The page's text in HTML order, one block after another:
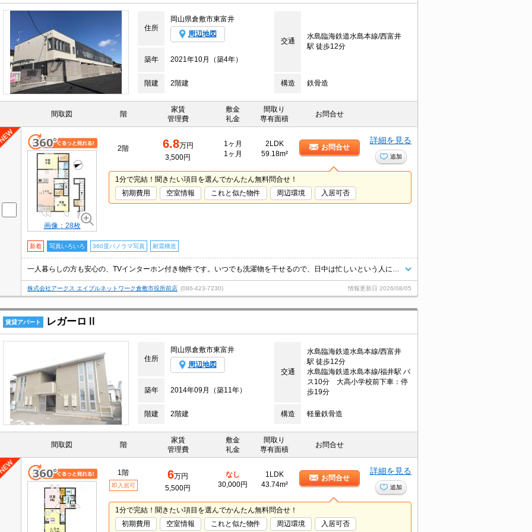
住所
岡山県倉敷市東富井
周辺地図
交通
水島臨海鉄道水島本線/西富井
駅 徒歩12分
築年
2021年10月（築4年）
階建 2階建 構造 鉄骨造
間取図 階
家賃
管理費
敷金
礼金
間取り
専有面積
お問合せ
画像：28枚
2階 6.8万円
3,500円
1ヶ月
1ヶ月
2LDK
59.18m²
お問合せ
詳細を見る
追加
1分で完結！聞きたい項目を選んでかんたん無料問合せ！
初期費用
空室情報 これと似た物件 周辺環境 入居可否
新着 写真いろいろ 360度パノラマ写真 耐震構造
株式会社アークス エイブルネットワーク倉敷市役所前店 (086-423-7230) 情報更新日 2026/08/05
賃貸アパート レガーロⅡ
住所
岡山県倉敷市東富井
周辺地図
交通
水島臨海鉄道水島本線/西富井
駅 徒歩12分
水島臨海鉄道水島本線/福井駅 バ
ス10分 大高小学校前下車：停
歩19分
築年 2014年09月（築11年）
階建 2階建 構造 軽量鉄骨造
間取図 階
家賃
管理費
敷金
礼金
間取り
専有面積
お問合せ
1階
即入居可
6万円
5,500円
なし
30,000円
1LDK
43.74m²
お問合せ
詳細を見る
追加
1分で完結！聞きたい項目を選んでかんたん無料問合せ！
初期費用
空室情報 これと似た物件 周辺環境 入居可否